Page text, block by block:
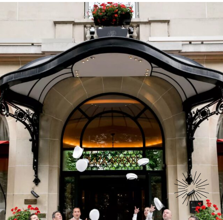
历史
使命
委员会
组织机构
团队成员
联系我们
我们的成员
精品世家
文化机构
欧洲成员
荣誉成员
法国技艺史
水晶
皮革/皮具